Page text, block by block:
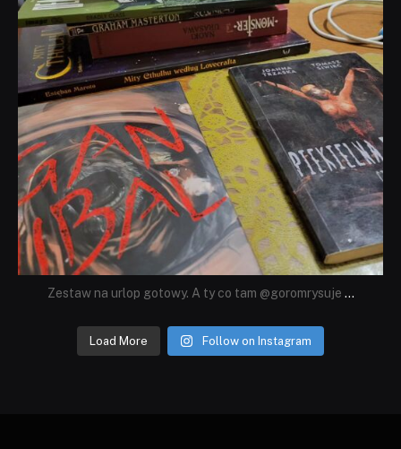
Zestaw na urlop gotowy. A ty co tam @goromrysuje ...
Load More Follow on Instagram